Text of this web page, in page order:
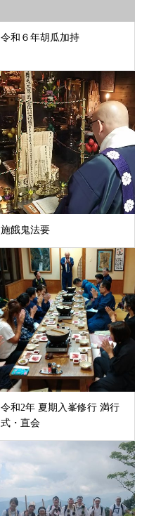
令和６年胡瓜加持
施餓鬼法要
令和2年 夏期入峯修行 満行
式・直会